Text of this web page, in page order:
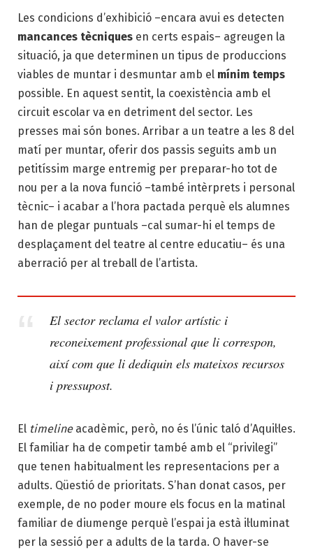
Les condicions d’exhibició –encara avui es detecten
mancances tècniques en certs espais– agreugen la
situació, ja que determinen un tipus de produccions
viables de muntar i desmuntar amb el mínim temps
possible. En aquest sentit, la coexistència amb el
circuit escolar va en detriment del sector. Les
presses mai són bones. Arribar a un teatre a les 8 del
matí per muntar, oferir dos passis seguits amb un
petitíssim marge entremig per preparar-ho tot de
nou per a la nova funció –també intèrprets i personal
tècnic– i acabar a l’hora pactada perquè els alumnes
han de plegar puntuals –cal sumar-hi el temps de
desplaçament del teatre al centre educatiu– és una
aberració per al treball de l’artista.
El sector reclama el valor artístic i
reconeixement professional que li correspon,
així com que li dediquin els mateixos recursos
i pressupost.
El timelineacadèmic, però, no és l’únic taló d’Aquil·les.
El familiar ha de competir també amb el “privilegi”
que tenen habitualment les representacions per a
adults. Qüestió de prioritats. S’han donat casos, per
exemple, de no poder moure els focus en la matinal
familiar de diumenge perquè l’espai ja està il·luminat
per la sessió per a adults de la tarda. O haver-se